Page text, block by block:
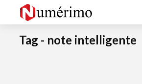
Tag - note intelligente